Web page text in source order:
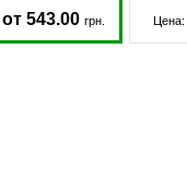
от 543.00 грн. Цена: